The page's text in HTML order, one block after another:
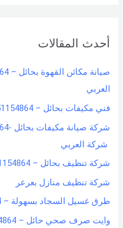
c
f
o
r
:
أحدث المقالات
العربي
فني مكيفات بحائل – 0551154864 اتصل بنا – شركة العربي
شركة العربي
شركة تنظيف بحائل – 0551154864 اتصل بنا – شركة العربي
شركة تنظيف منازل بعرعر
طرق غسيل السجاد بسهولة – 0551154864- شركة العربي
وايت صرف صحي حائل – 0551154864 اتصل بنا – شركة العربي